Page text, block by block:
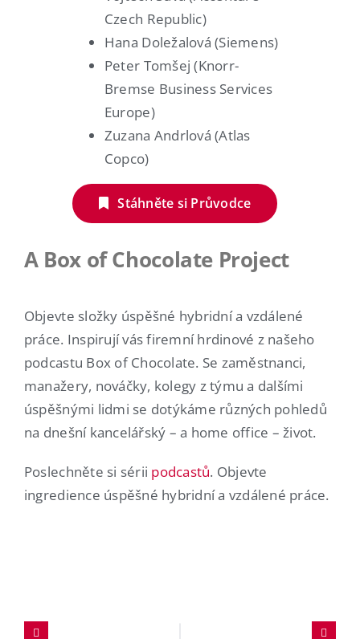
Czech Republic)
Hana Doležalová (Siemens)
Peter Tomšej (Knorr-
Bremse Business Services
Europe)
Zuzana Andrlová (Atlas
Copco)
Stáhněte si Průvodce
A Box of Chocolate Project
Objevte složky úspěšné hybridní a vzdálené
práce. Inspirují vás firemní hrdinové z našeho
podcastu Box of Chocolate. Se zaměstnanci,
manažery, nováčky, kolegy z týmu a dalšími
úspěšnými lidmi se dotýkáme různých pohledů
na dnešní kancelářský – a home office – život.
Poslechněte si sérii podcastů. Objevte
ingredience úspěšné hybridní a vzdálené práce.